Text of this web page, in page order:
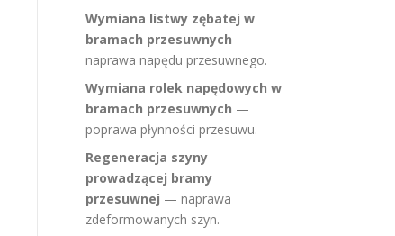
Wymiana listwy zębatej w
bramach przesuwnych —
naprawa napędu przesuwnego.
Wymiana rolek napędowych w
bramach przesuwnych —
poprawa płynności przesuwu.
Regeneracja szyny
prowadzącej bramy
przesuwnej — naprawa
zdeformowanych szyn.